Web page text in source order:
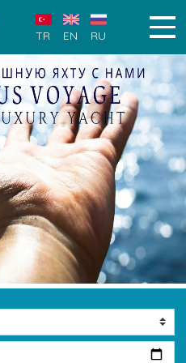
TR EN RU
Next